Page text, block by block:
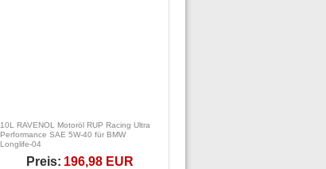
10L RAVENOL Motoröl RUP Racing Ultra
Performance SAE 5W-40 für BMW
Longlife-04
Preis: 196,98 EUR